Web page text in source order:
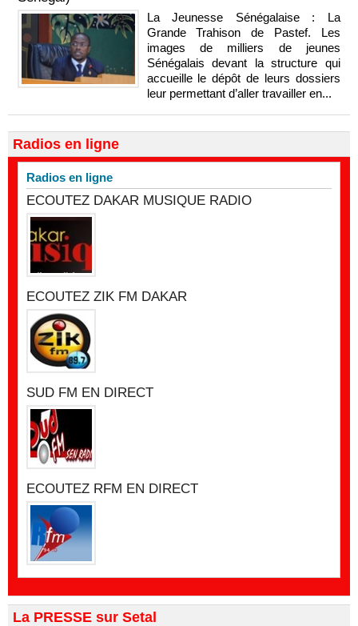
La Jeunesse Sénégalaise : La
Grande Trahison de Pastef. Les
images de milliers de jeunes
Sénégalais devant la structure qui
accueille le dépôt de leurs dossiers
leur permettant d’aller travailler en...
Radios en ligne
Radios en ligne
ECOUTEZ DAKAR MUSIQUE RADIO
ECOUTEZ ZIK FM DAKAR
SUD FM EN DIRECT
ECOUTEZ RFM EN DIRECT
La PRESSE sur Setal